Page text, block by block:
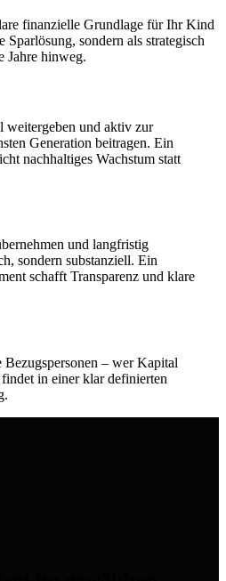
finanzielle Grundlage für Ihr Kind
sondern als strategisch
Jahre hinweg.
weitergeben und aktiv zur
Generation beitragen. Ein
nachhaltiges Wachstum statt
und langfristig
sondern substanziell. Ein
schafft Transparenz und klare
– wer Kapital
in einer klar definierten